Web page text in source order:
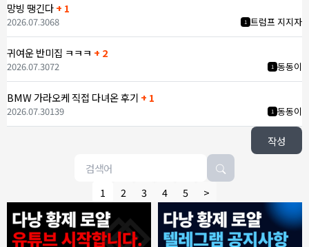
망빙 땡긴다+ 1
1 트럼프 지지자
2026.07.3068
귀여운 반미집 ㅋㅋㅋ + 2
1 동동이
2026.07.3072
BMW 가라오케 직접 다녀온 후기 + 1
1 동동이
2026.07.30139
작성
1 2 3 4 5 >